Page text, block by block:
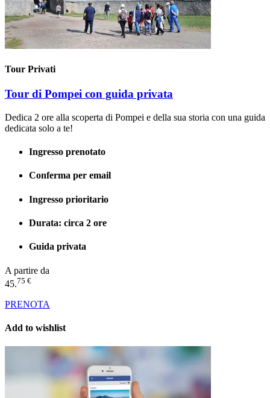
Tour Privati
Tour di Pompei con guida privata
Dedica 2 ore alla scoperta di Pompei e della sua storia con una guida
dedicata solo a te!
Ingresso prenotato
Conferma per email
Ingresso prioritario
Durata: circa 2 ore
Guida privata
A partire da
45.75 €
PRENOTA
Add to wishlist